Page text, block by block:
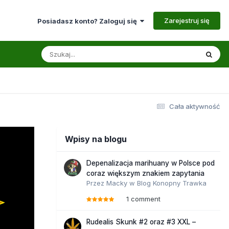
Posiadasz konto? Zaloguj się Zarejestruj się
Cała aktywność
Wpisy na blogu
Depenalizacja marihuany w Polsce pod
coraz większym znakiem zapytania
Przez Macky w Blog Konopny Trawka
1 comment
Rudealis Skunk #2 oraz #3 XXL –